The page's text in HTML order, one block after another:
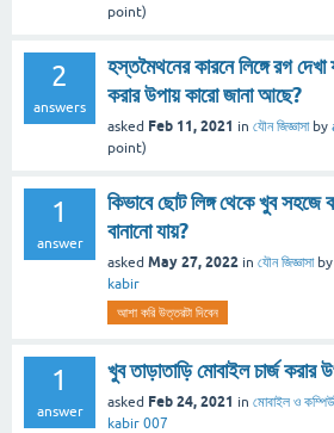
point)
2
answers
হস্তমৈথনের কারনে লিঙ্গে রগ দেখা
করার উপায় কারো জানা আছে?
asked Feb 11, 2021 in যৌন জিজ্ঞাসা by
point)
1
answer
কিভাবে ছোট লিঙ্গ থেকে খুব সহজে
বানানো যায়?
asked May 27, 2022 in যৌন জিজ্ঞাসা by
kabir
আশা করি উত্তরটা দিবেন
1
answer
খুব তাড়াতাড়ি মোবাইল চার্জ করার
asked Feb 24, 2021 in মোবাইল ও
kabir 007